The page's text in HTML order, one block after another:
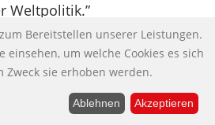
Weltpolitik.”
Reimann:
Der CDU-
möchte also nicht,
Bereitstellen unserer Leistungen.
einsehen, um welche Cookies es sich
sie erhoben werden.
Ablehnen Akzeptieren